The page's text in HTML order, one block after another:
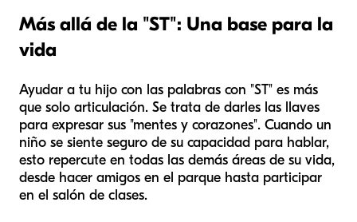
Más allá de la "ST": Una base para la
vida
Ayudar a tu hijo con las palabras con "ST" es más
que solo articulación. Se trata de darles las llaves
para expresar sus "mentes y corazones". Cuando un
niño se siente seguro de su capacidad para hablar,
esto repercute en todas las demás áreas de su vida,
desde hacer amigos en el parque hasta participar
en el salón de clases.